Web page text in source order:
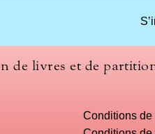
de livres et de
Conditions